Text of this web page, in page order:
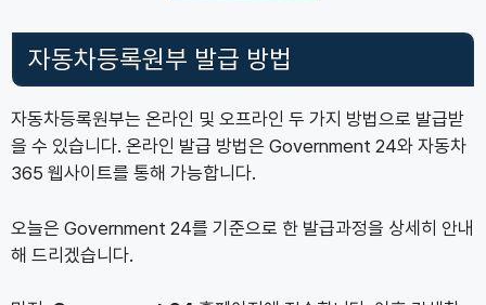
자동차등록원부 발급 방법
자동차등록원부는 온라인 및 오프라인 두 가지 방법으로 발급받
을 수 있습니다. 온라인 발급 방법은 Government 24와 자동차
365 웹사이트를 통해 가능합니다.
오늘은 Government 24를 기준으로 한 발급과정을 상세히 안내
해 드리겠습니다.